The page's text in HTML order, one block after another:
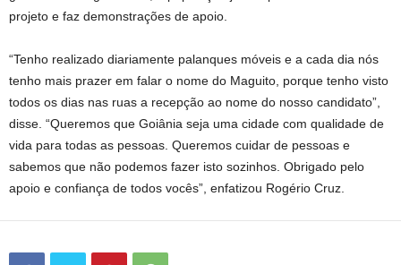
projeto e faz demonstrações de apoio.
“Tenho realizado diariamente palanques móveis e a cada dia nós
tenho mais prazer em falar o nome do Maguito, porque tenho visto
todos os dias nas ruas a recepção ao nome do nosso candidato”,
disse. “Queremos que Goiânia seja uma cidade com qualidade de
vida para todas as pessoas. Queremos cuidar de pessoas e
sabemos que não podemos fazer isto sozinhos. Obrigado pelo
apoio e confiança de todos vocês”, enfatizou Rogério Cruz.